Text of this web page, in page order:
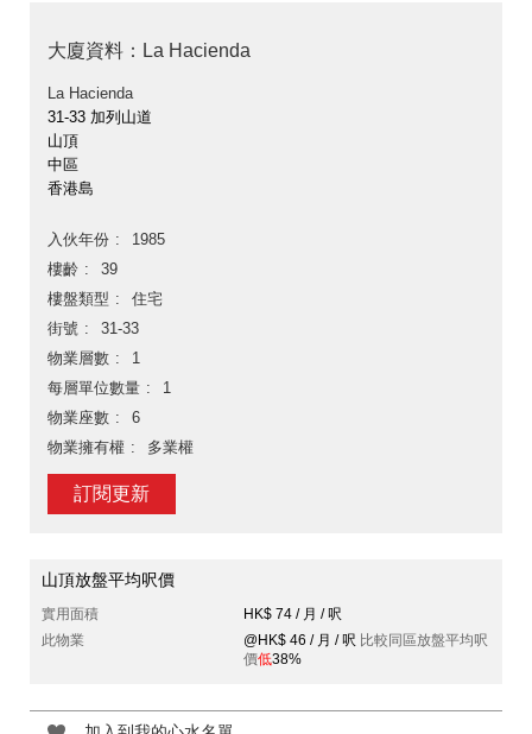
大廈資料：La Hacienda
La Hacienda
31-33 加列山道
山頂
中區
香港島
入伙年份
1985
樓齡
39
樓盤類型
住宅
街號
31-33
物業層數
1
每層單位數量
1
物業座數
6
物業擁有權
多業權
訂閱更新
山頂放盤平均呎價
實用面積
HK$ 74 / 月 / 呎
此物業
@HK$ 46 / 月 / 呎 比較同區放盤平均呎
價低38%